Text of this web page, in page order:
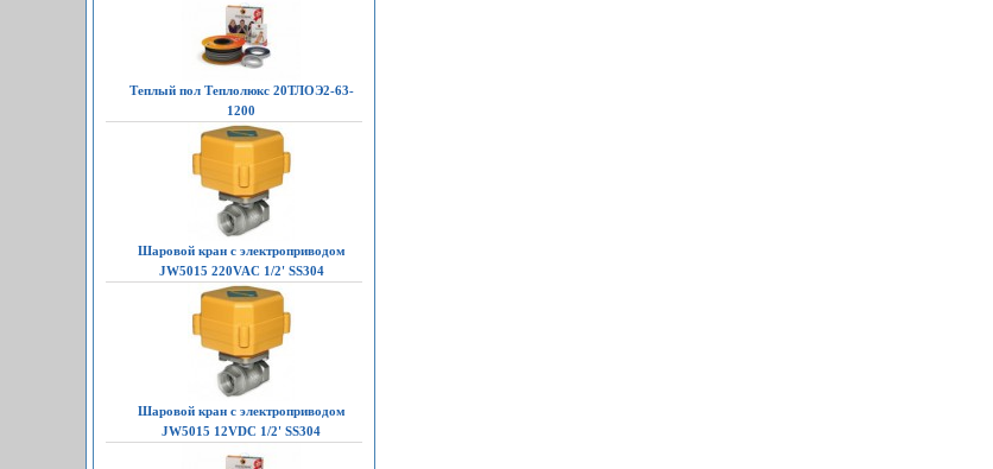
Теплый пол Теплолюкс 20ТЛОЭ2-63-
1200
Шаровой кран с электроприводом
JW5015 220VAC 1/2' SS304
Шаровой кран с электроприводом
JW5015 12VDC 1/2' SS304